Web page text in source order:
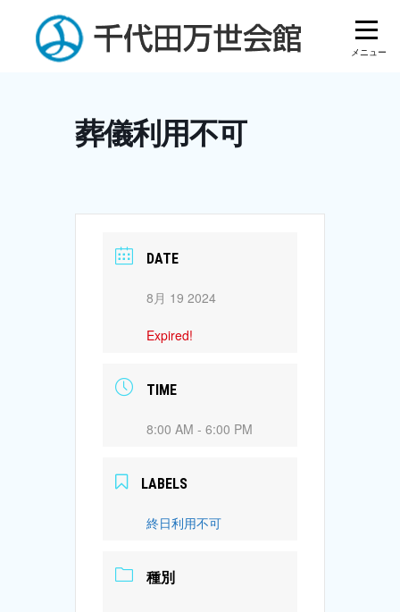
content
葬儀利用不可
DATE
8月 19 2024
Expired!
TIME
8:00 AM - 6:00 PM
LABELS
終日利用不可
種別